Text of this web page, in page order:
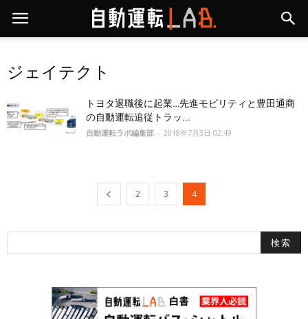
ジェイテクト
トヨタ退職後に起業…先進モビリティと豊田通商
の自動運転追従トラッ...
自動運転ラボ編集部 - 2018年7月3日 02:49
2 3 4